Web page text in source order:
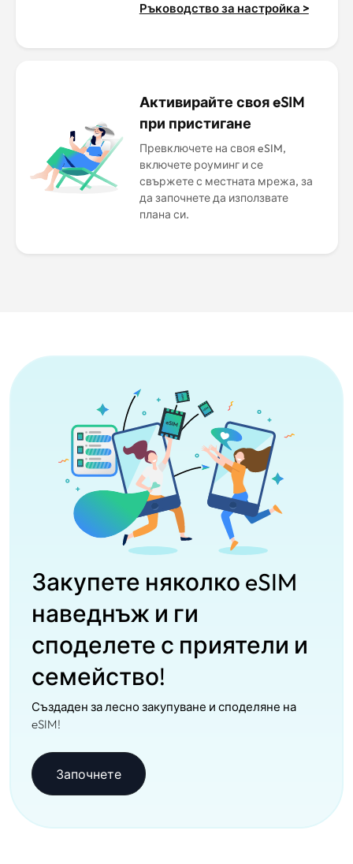
Ръководство за настройка >
Активирайте своя eSIM
при пристигане
Превключете на своя eSIM,
включете роуминг и се
свържете с местната мрежа, за
да започнете да използвате
плана си.
Закупете няколко eSIM
наведнъж и ги
споделете с приятели и
семейство!
Създаден за лесно закупуване и споделяне на
eSIM!
Започнете